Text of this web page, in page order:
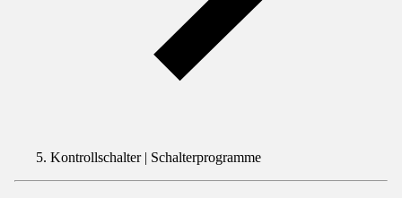
Kontrollschalter | Schalterprogramme